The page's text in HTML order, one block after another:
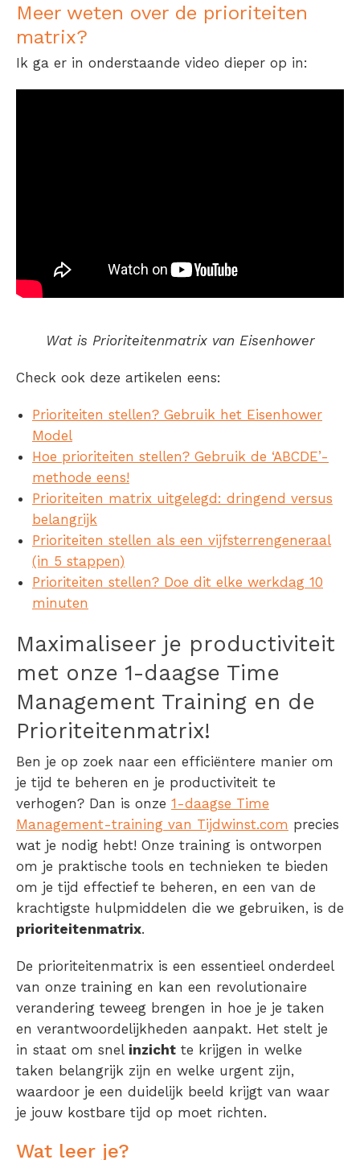
Meer weten over de prioriteiten
matrix?
Ik ga er in onderstaande video dieper op in:
Wat is Prioriteitenmatrix van Eisenhower
Check ook deze artikelen eens:
Prioriteiten stellen? Gebruik het Eisenhower
Model
Hoe prioriteiten stellen? Gebruik de ‘ABCDE’-
methode eens!
Prioriteiten matrix uitgelegd: dringend versus
belangrijk
Prioriteiten stellen als een vijfsterrengeneraal
(in 5 stappen)
Prioriteiten stellen? Doe dit elke werkdag 10
minuten
Maximaliseer je productiviteit
met onze 1-daagse Time
Management Training en de
Prioriteitenmatrix!
Ben je op zoek naar een efficiëntere manier om
je tijd te beheren en je productiviteit te
verhogen? Dan is onze 1-daagse Time
Management-training van Tijdwinst.com precies
wat je nodig hebt! Onze training is ontworpen
om je praktische tools en technieken te bieden
om je tijd effectief te beheren, en een van de
krachtigste hulpmiddelen die we gebruiken, is de
prioriteitenmatrix.
De prioriteitenmatrix is een essentieel onderdeel
van onze training en kan een revolutionaire
verandering teweeg brengen in hoe je je taken
en verantwoordelijkheden aanpakt. Het stelt je
in staat om snel inzicht te krijgen in welke
taken belangrijk zijn en welke urgent zijn,
waardoor je een duidelijk beeld krijgt van waar
je jouw kostbare tijd op moet richten.
Wat leer je?